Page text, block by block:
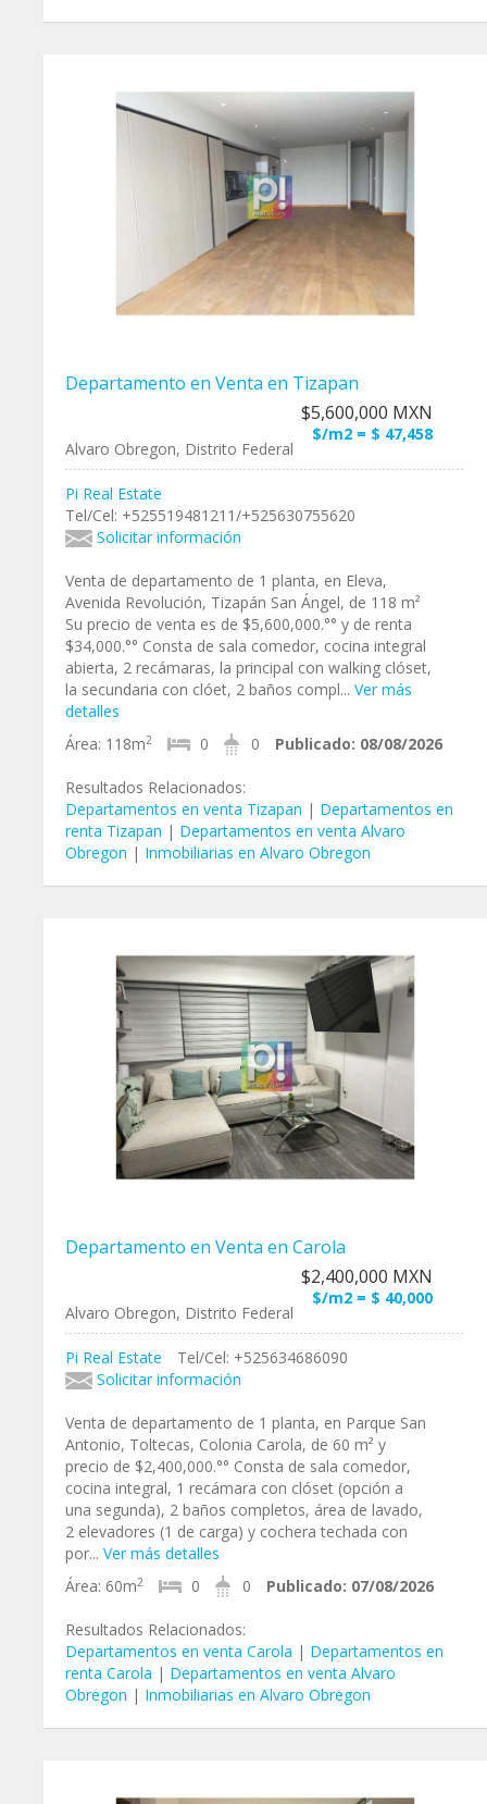
Departamento en Venta en Tizapan
$5,600,000 MXN
$/m2 = $ 47,458
Alvaro Obregon, Distrito Federal
Pi Real Estate
Tel/Cel: +525519481211/+525630755620
Solicitar información
Venta de departamento de 1 planta, en Eleva,
Avenida Revolución, Tizapán San Ángel, de 118 m²
Su precio de venta es de $5,600,000.°° y de renta
$34,000.°° Consta de sala comedor, cocina integral
abierta, 2 recámaras, la principal con walking clóset,
la secundaria con clóet, 2 baños compl... Ver más
detalles
Área: 118m2 0 0 Publicado: 08/08/2026
Resultados Relacionados:
Departamentos en venta Tizapan | Departamentos en
renta Tizapan | Departamentos en venta Alvaro
Obregon | Inmobiliarias en Alvaro Obregon
Departamento en Venta en Carola
$2,400,000 MXN
$/m2 = $ 40,000
Alvaro Obregon, Distrito Federal
Pi Real Estate
Tel/Cel: +525634686090
Solicitar información
Venta de departamento de 1 planta, en Parque San
Antonio, Toltecas, Colonia Carola, de 60 m² y
precio de $2,400,000.°° Consta de sala comedor,
cocina integral, 1 recámara con clóset (opción a
una segunda), 2 baños completos, área de lavado,
2 elevadores (1 de carga) y cochera techada con
por... Ver más detalles
Área: 60m2 0 0 Publicado: 07/08/2026
Resultados Relacionados:
Departamentos en venta Carola | Departamentos en
renta Carola | Departamentos en venta Alvaro
Obregon | Inmobiliarias en Alvaro Obregon